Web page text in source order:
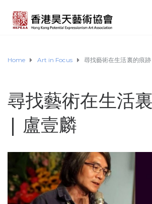
Home Art in Focus 尋找藝術在生活裏的痕
尋找藝術在生活
| 盧壹麟